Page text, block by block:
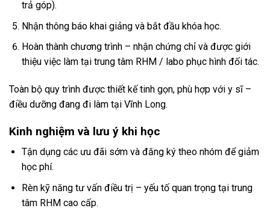
trả góp).
Nhận thông báo khai giảng và bắt đầu khóa học.
Hoàn thành chương trình – nhận chứng chỉ và được giới
thiệu việc làm tại trung tâm RHM / labo phục hình đối tác.
Toàn bộ quy trình được thiết kế tinh gọn, phù hợp với y sĩ –
điều dưỡng đang đi làm tại Vĩnh Long.
Kinh nghiệm và lưu ý khi học
Tận dụng các ưu đãi sớm và đăng ký theo nhóm để giảm
học phí.
Rèn kỹ năng tư vấn điều trị – yếu tố quan trọng tại trung
tâm RHM cao cấp.